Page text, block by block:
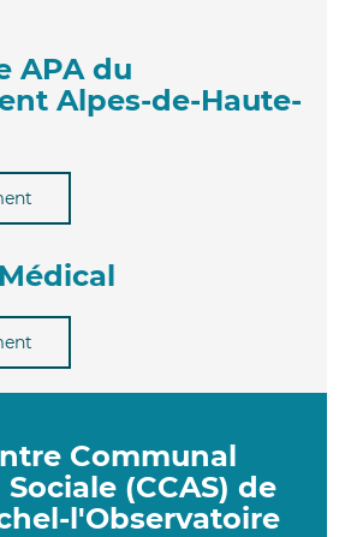
APA du
Alpes-de-Haute-
Communal
(CCAS) de
l'Observatoire